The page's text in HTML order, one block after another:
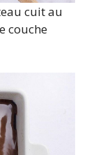
cuit au
couche